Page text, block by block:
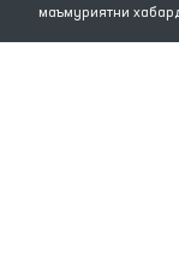
маъмуриятни